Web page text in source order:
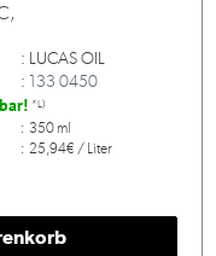
: LUCAS OIL
: 133 0450
*L)
: 350 ml
: 25,94€ / Liter